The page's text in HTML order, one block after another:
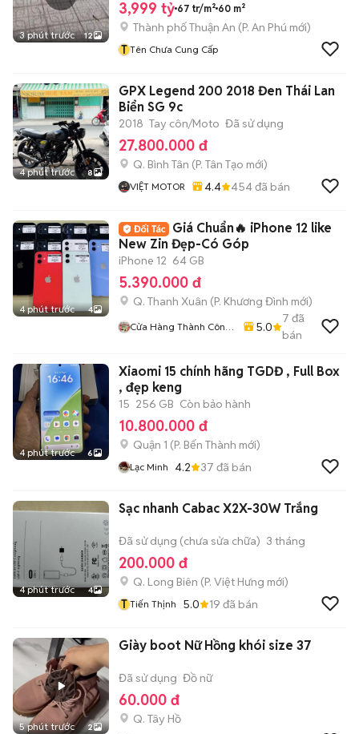
3 phút trước 12
3,999 tỷ 67 tr/m² 60 m²
Thành phố Thuận An (P. An Phú mới)
T Tên Chưa Cung Cấp
4 phút trước 8
GPX Legend 200 2018 Đen Thái Lan
Biển SG 9c
2018 Tay côn/Moto Đã sử dụng
27.800.000 đ
Q. Bình Tân (P. Tân Tạo mới)
VIỆT MOTOR 4.4 454đã bán
4 phút trước 4
Giá Chuẩn🔥 iPhone 12 like
New Zin Đẹp-Có Góp
iPhone 12 64 GB
5.390.000 đ
Q. Thanh Xuân (P. Khương Đình mới)
Cửa Hàng Thành Công
5.0
7 đã
bán
4 phút trước 6
Xiaomi 15 chính hãng TGDĐ , Full Box
, đẹp keng
15 256 GB Còn bảo hành
10.800.000 đ
Quận 1 (P. Bến Thành mới)
Lạc Minh 4.2 37 đã bán
4 phút trước 4
Sạc nhanh Cabac X2X-30W Trắng
Đã sử dụng (chưa sửa chữa) 3 tháng
200.000 đ
Q. Long Biên (P. Việt Hưng mới)
T Tiến Thịnh 5.0 19 đã bán
5 phút trước 2
Giày boot Nữ Hồng khói size 37
Đã sử dụng Đồ nữ
60.000 đ
Q. Tây Hồ